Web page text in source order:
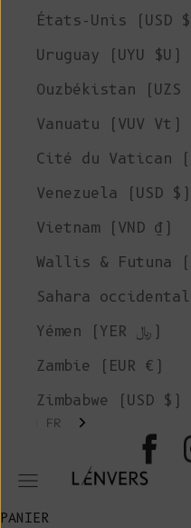
L'ENVERS
Ouvrir le menu de
États-Unis (USD
Uruguay (UYU $U)
Ouzbékistan (UZS
Vanuatu (VUV Vt)
Cité du Vatican
Venezuela (USD $)
Vietnam (VND ₫)
Wallis & Futuna
Yémen (YER ﷼)
Zambie (EUR €)
Zimbabwe (USD $)
FR
PANIER